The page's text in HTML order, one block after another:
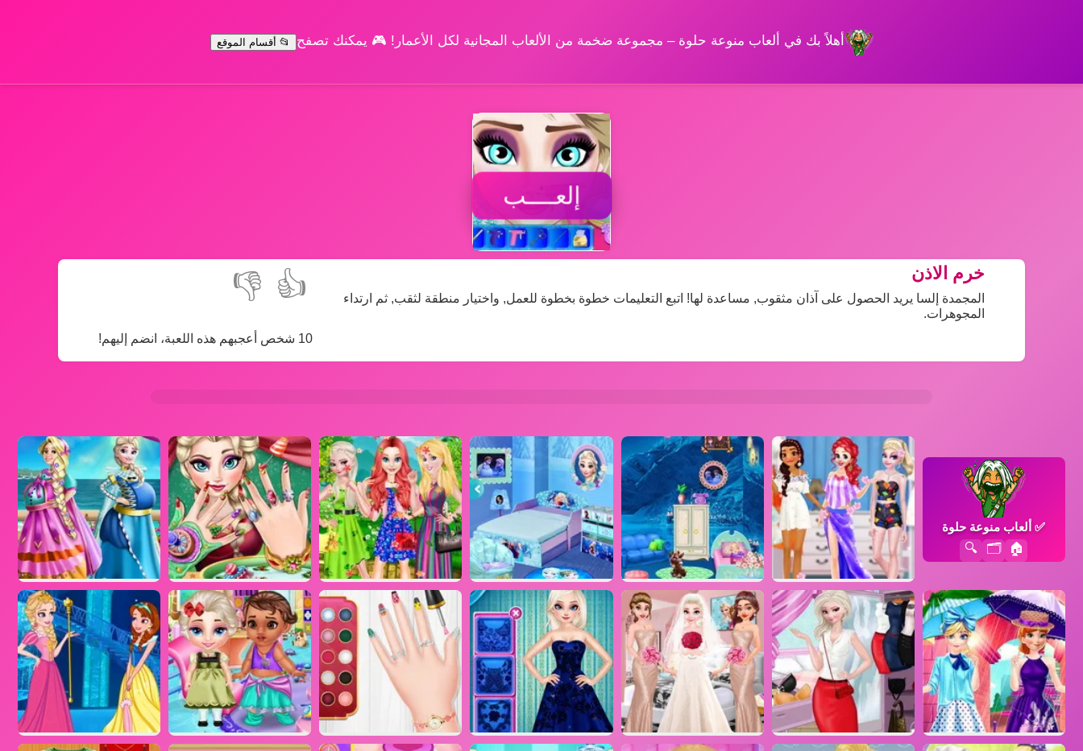
أهلاً بك في ألعاب منوعة حلوة – مجموعة ضخمة من الألعاب المجانية لكل الأعمار! 🎮 يمكنك تصفح 📂 أقسام الموقع
إلعــــب
👍
👎
10 شخص أعجبهم هذه اللعبة، انضم إليهم!
خرم الاذن
المجمدة إلسا يريد الحصول على آذان مثقوب, مساعدة لها! اتبع التعليمات خطوة بخطوة للعمل, واختيار منطقة لثقب, ثم ارتداء
المجوهرات.
✅ألعاب منوعة حلوة
🏠
🗂️
🔍